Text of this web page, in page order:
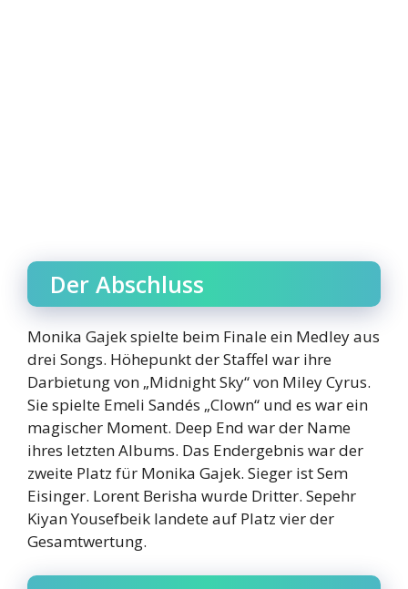
Der Abschluss
Monika Gajek spielte beim Finale ein Medley aus
drei Songs. Höhepunkt der Staffel war ihre
Darbietung von „Midnight Sky“ von Miley Cyrus.
Sie spielte Emeli Sandés „Clown“ und es war ein
magischer Moment. Deep End war der Name
ihres letzten Albums. Das Endergebnis war der
zweite Platz für Monika Gajek. Sieger ist Sem
Eisinger. Lorent Berisha wurde Dritter. Sepehr
Kiyan Yousefbeik landete auf Platz vier der
Gesamtwertung.